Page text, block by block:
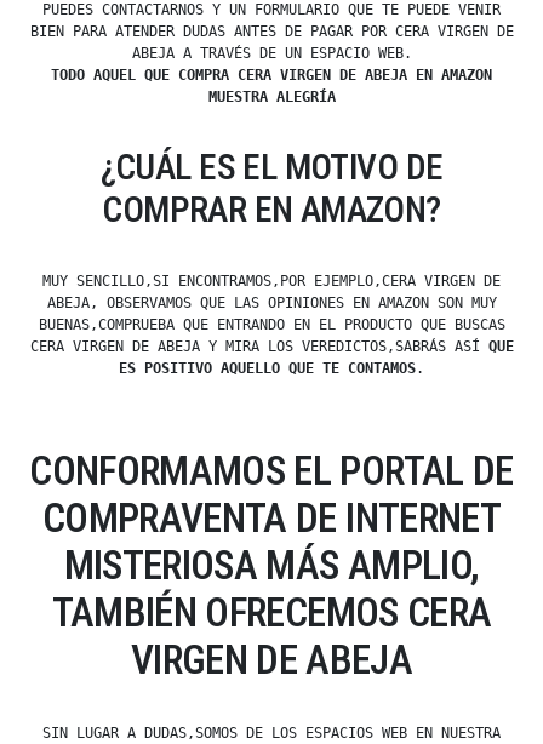
PUEDES CONTACTARNOS Y UN FORMULARIO QUE TE PUEDE VENIR
BIEN PARA ATENDER DUDAS ANTES DE PAGAR POR CERA VIRGEN DE
ABEJA A TRAVÉS DE UN ESPACIO WEB.
TODO AQUEL QUE COMPRA CERA VIRGEN DE ABEJA EN AMAZON
MUESTRA ALEGRÍA
¿CUÁL ES EL MOTIVO DE
COMPRAR EN AMAZON?
MUY SENCILLO,SI ENCONTRAMOS,POR EJEMPLO,CERA VIRGEN DE
ABEJA, OBSERVAMOS QUE LAS OPINIONES EN AMAZON SON MUY
BUENAS,COMPRUEBA QUE ENTRANDO EN EL PRODUCTO QUE BUSCAS
CERA VIRGEN DE ABEJA Y MIRA LOS VEREDICTOS,SABRÁS ASÍ QUE
ES POSITIVO AQUELLO QUE TE CONTAMOS.
CONFORMAMOS EL PORTAL DE
COMPRAVENTA DE INTERNET
MISTERIOSA MÁS AMPLIO,
TAMBIÉN OFRECEMOS CERA
VIRGEN DE ABEJA
SIN LUGAR A DUDAS,SOMOS DE LOS ESPACIOS WEB EN NUESTRA